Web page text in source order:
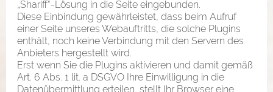
„Shariff“-Lösung in die Seite eingebunden.
Diese Einbindung gewährleistet, dass beim Aufruf
einer Seite unseres Webauftritts, die solche Plugins
enthält, noch keine Verbindung mit den Servern des
Anbieters hergestellt wird.
Erst wenn Sie die Plugins aktivieren und damit gemäß
Art. 6 Abs. 1 lit. a DSGVO Ihre Einwilligung in die
Datenübermittlung erteilen, stellt Ihr Browser eine